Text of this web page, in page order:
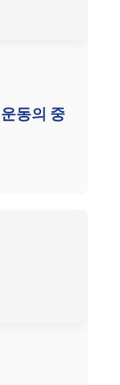
동의 중